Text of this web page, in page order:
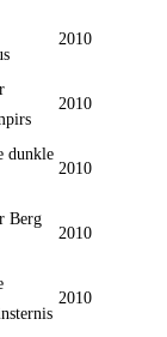
2010
2010
dunkle
2010
Berg
2010
2010